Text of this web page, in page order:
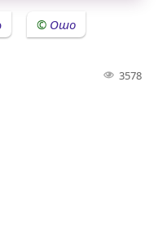
Ошо
3578